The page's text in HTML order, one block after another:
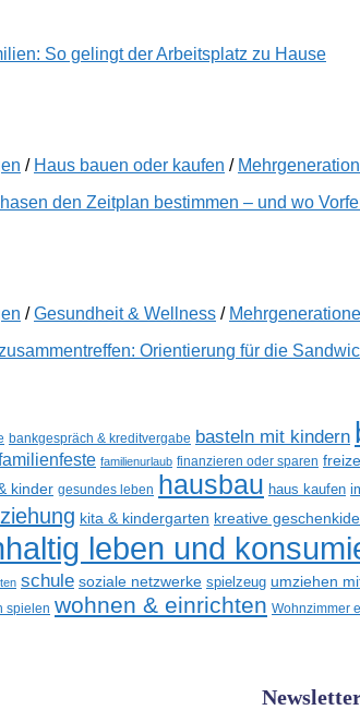
So gelingt der Arbeitsplatz zu Hause
/ Haus bauen oder kaufen /
den Zeitplan bestimmen – und wo
/Gesundheit & Wellness /
Orientierung für die
bankgespräch & kreditvergabe basteln mit kindern
familienurlaub finanzieren oder sparen
kinder gesundes leben hausbau haus kaufen
kita & kindergarten kreative
leben und
schule soziale netzwerke spielzeug umziehen
spielen wohnen & einrichten Wohnzimmer